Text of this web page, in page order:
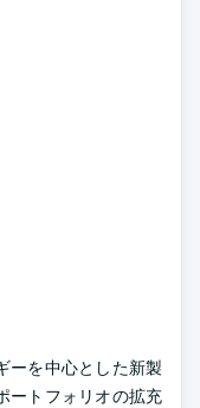
ーを中心とした新製
ートフォリオの拡充